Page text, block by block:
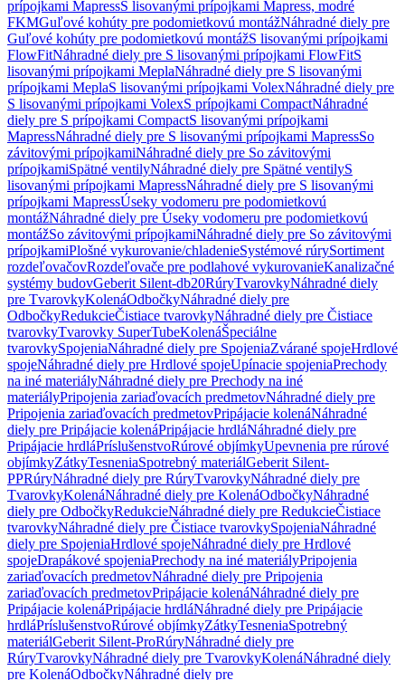
prípojkami MapressS lisovanými prípojkami Mapress, modré
FKMGuľové kohúty pre podomietkovú montážNáhradné diely pre
Guľové kohúty pre podomietkovú montážS lisovanými prípojkami
FlowFitNáhradné diely pre S lisovanými prípojkami FlowFitS
lisovanými prípojkami MeplaNáhradné diely pre S lisovanými
prípojkami MeplaS lisovanými prípojkami VolexNáhradné diely pre
S lisovanými prípojkami VolexS prípojkami CompactNáhradné
diely pre S prípojkami CompactS lisovanými prípojkami
MapressNáhradné diely pre S lisovanými prípojkami MapressSo
závitovými prípojkamiNáhradné diely pre So závitovými
prípojkamiSpätné ventilyNáhradné diely pre Spätné ventilyS
lisovanými prípojkami MapressNáhradné diely pre S lisovanými
prípojkami MapressÚseky vodomeru pre podomietkovú
montážNáhradné diely pre Úseky vodomeru pre podomietkovú
montážSo závitovými prípojkamiNáhradné diely pre So závitovými
prípojkamiPlošné vykurovanie/chladenieSystémové rúrySortiment
rozdeľovačovRozdeľovače pre podlahové vykurovanieKanalizačné
systémy budovGeberit Silent-db20RúryTvarovkyNáhradné diely
pre TvarovkyKolenáOdbočkyNáhradné diely pre
OdbočkyRedukcieČistiace tvarovkyNáhradné diely pre Čistiace
tvarovkyTvarovky SuperTubeKolenáŠpeciálne
tvarovkySpojeniaNáhradné diely pre SpojeniaZvárané spojeHrdlové
spojeNáhradné diely pre Hrdlové spojeUpínacie spojeniaPrechody
na iné materiályNáhradné diely pre Prechody na iné
materiályPripojenia zariaďovacích predmetovNáhradné diely pre
Pripojenia zariaďovacích predmetovPripájacie kolenáNáhradné
diely pre Pripájacie kolenáPripájacie hrdláNáhradné diely pre
Pripájacie hrdláPríslušenstvoRúrové objímkyUpevnenia pre rúrové
objímkyZátkyTesneniaSpotrebný materiálGeberit Silent-
PPRúryNáhradné diely pre RúryTvarovkyNáhradné diely pre
TvarovkyKolenáNáhradné diely pre KolenáOdbočkyNáhradné
diely pre OdbočkyRedukcieNáhradné diely pre RedukcieČistiace
tvarovkyNáhradné diely pre Čistiace tvarovkySpojeniaNáhradné
diely pre SpojeniaHrdlové spojeNáhradné diely pre Hrdlové
spojeDrapákové spojeniaPrechody na iné materiályPripojenia
zariaďovacích predmetovNáhradné diely pre Pripojenia
zariaďovacích predmetovPripájacie kolenáNáhradné diely pre
Pripájacie kolenáPripájacie hrdláNáhradné diely pre Pripájacie
hrdláPríslušenstvoRúrové objímkyZátkyTesneniaSpotrebný
materiálGeberit Silent-ProRúryNáhradné diely pre
RúryTvarovkyNáhradné diely pre TvarovkyKolenáNáhradné diely
pre KolenáOdbočkyNáhradné diely pre